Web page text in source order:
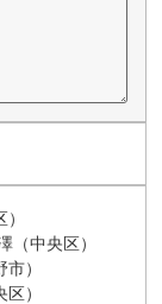
）
（中央区）
市）
区）